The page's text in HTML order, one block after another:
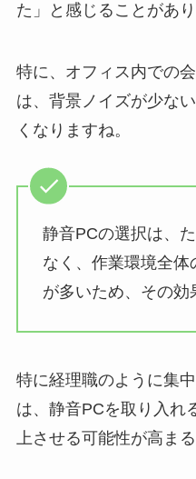
た」と感じることがあり
特に、オフィス内での
は、背景ノイズが少な
くなりますね。
静音PCの選択は、
なく、作業環境全体
が多いため、その効
特に経理職のように集
は、静音PCを取り入れ
上させる可能性が高まる